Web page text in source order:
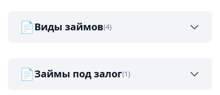
📄Виды займов(4)
📄Займы под залог(1)